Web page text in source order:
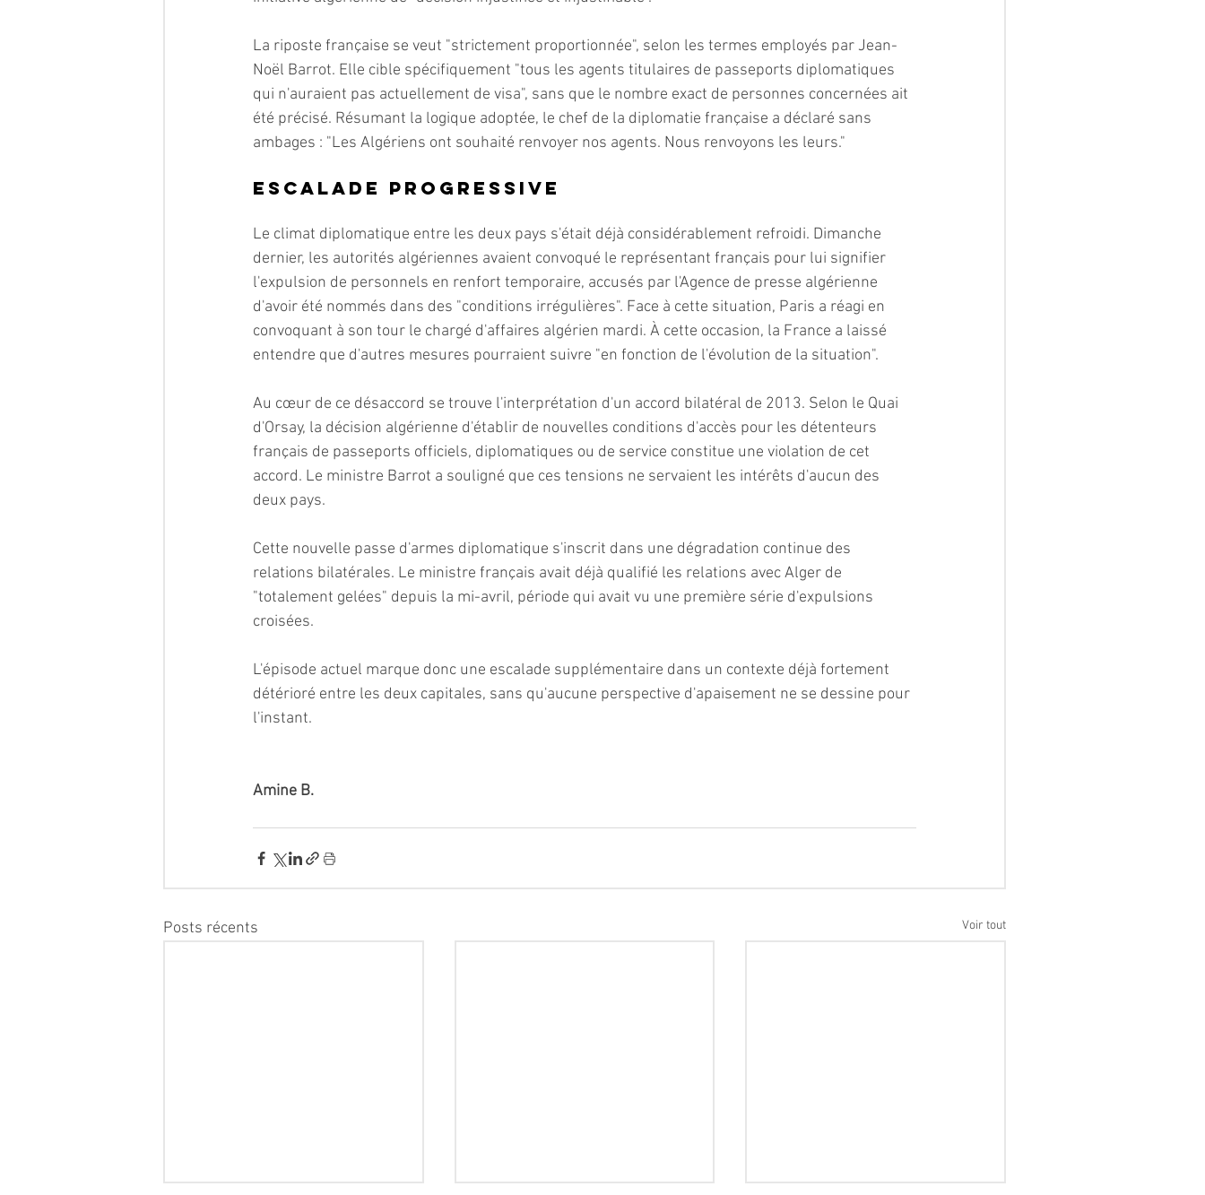
La riposte française se veut "strictement proportionnée", selon les termes employés par Jean-
Noël Barrot. Elle cible spécifiquement "tous les agents titulaires de passeports diplomatiques
qui n'auraient pas actuellement de visa", sans que le nombre exact de personnes concernées ait
été précisé. Résumant la logique adoptée, le chef de la diplomatie française a déclaré sans
ambages : "Les Algériens ont souhaité renvoyer nos agents. Nous renvoyons les leurs."
Escalade progressive
Le climat diplomatique entre les deux pays s'était déjà considérablement refroidi. Dimanche
dernier, les autorités algériennes avaient convoqué le représentant français pour lui signifier
l'expulsion de personnels en renfort temporaire, accusés par l'Agence de presse algérienne
d'avoir été nommés dans des "conditions irrégulières". Face à cette situation, Paris a réagi en
convoquant à son tour le chargé d'affaires algérien mardi. À cette occasion, la France a laissé
entendre que d'autres mesures pourraient suivre "en fonction de l'évolution de la situation".
Au cœur de ce désaccord se trouve l'interprétation d'un accord bilatéral de 2013. Selon le Quai
d'Orsay, la décision algérienne d'établir de nouvelles conditions d'accès pour les détenteurs
français de passeports officiels, diplomatiques ou de service constitue une violation de cet
accord. Le ministre Barrot a souligné que ces tensions ne servaient les intérêts d'aucun des
deux pays.
Cette nouvelle passe d'armes diplomatique s'inscrit dans une dégradation continue des
relations bilatérales. Le ministre français avait déjà qualifié les relations avec Alger de
"totalement gelées" depuis la mi-avril, période qui avait vu une première série d'expulsions
croisées.
L'épisode actuel marque donc une escalade supplémentaire dans un contexte déjà fortement
détérioré entre les deux capitales, sans qu'aucune perspective d'apaisement ne se dessine pour
l'instant.
Amine B.
Posts récents Voir tout